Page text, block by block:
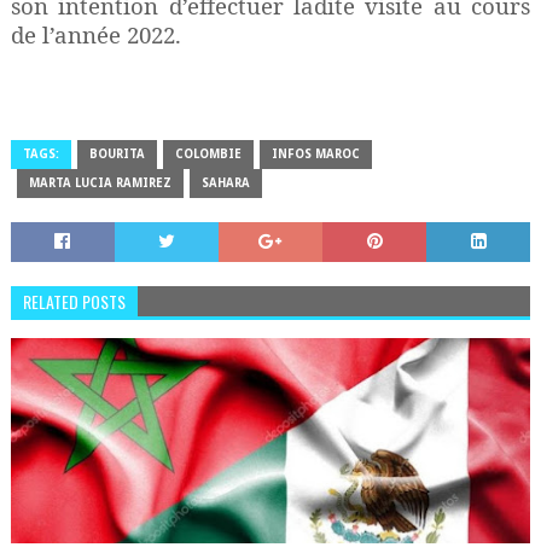
de l’année 2022.
TAGS: BOURITA COLOMBIE INFOS MAROC
MARTA LUCIA RAMIREZ SAHARA
RELATED POSTS